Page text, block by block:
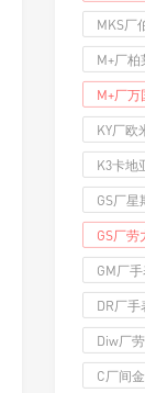
MKS厂
M+厂柏
M+厂万
KY厂欧
K3卡地
GS厂星
GS厂劳
GM厂
DR厂手
Diw厂
C厂间